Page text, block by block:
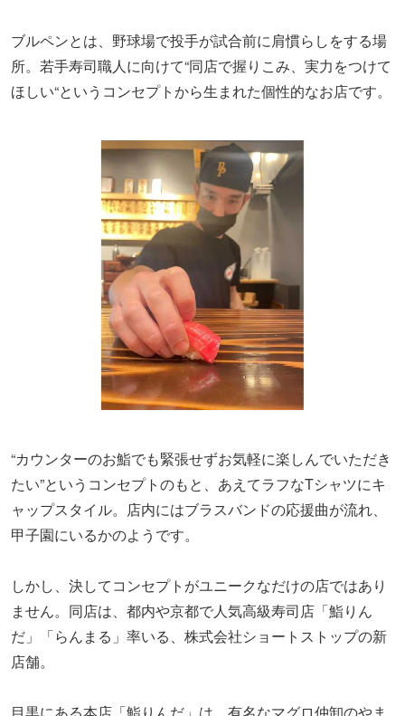
ブルペンとは、野球場で投手が試合前に肩慣らしをする場
所。若手寿司職人に向けて“同店で握りこみ、実力をつけて
ほしい“というコンセプトから生まれた個性的なお店です。
“カウンターのお鮨でも緊張せずお気軽に楽しんでいただき
たい”というコンセプトのもと、あえてラフなTシャツにキ
ャップスタイル。店内にはブラスバンドの応援曲が流れ、
甲子園にいるかのようです。
しかし、決してコンセプトがユニークなだけの店ではあり
ません。同店は、都内や京都で人気高級寿司店「鮨りん
だ」「らんまる」率いる、株式会社ショートストップの新
店舗。